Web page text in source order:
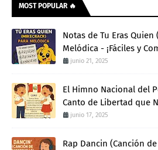
MOST POPULAR 🔥
Notas de Tu Eras
Melódica - ¡Fáciles y
junio 21, 2025
El Himno Nacional del
Canto de Libertad que
junio 17, 2025
Rap Dancin (Canción